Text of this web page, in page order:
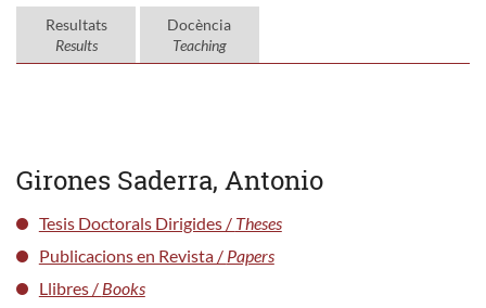
Resultats
Results
Docència
Teaching
Girones Saderra, Antonio
Tesis Doctorals Dirigides / Theses
Publicacions en Revista / Papers
Llibres / Books